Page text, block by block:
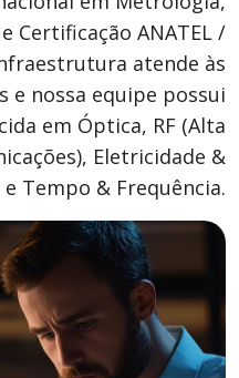
Certificação ANATEL /
atende às
e nossa equipe possui
em Óptica, RF (Alta
Eletricidade &
Tempo & Frequência.